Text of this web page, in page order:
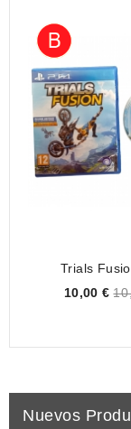
Trials
Price
10,00 €
Nuevos